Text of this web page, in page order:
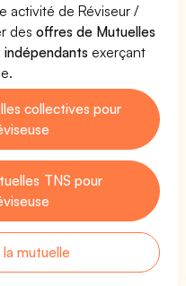
activité de Réviseur /
desoffres de Mutuelles
exerçant
collectives pour
TNS pour
mutuelle